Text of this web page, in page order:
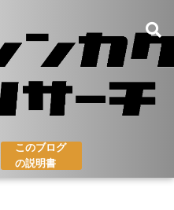
このブログ
の説明書